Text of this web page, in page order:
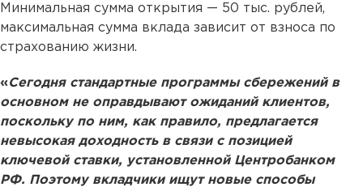
Минимальная сумма открытия — 50 тыс. рублей,
максимальная сумма вклада зависит от взноса по
страхованию жизни.
«Сегодня стандартные программы сбережений в
основном не оправдывают ожиданий клиентов,
поскольку по ним, как правило, предлагается
невысокая доходность в связи с позицией
ключевой ставки, установленной Центробанком
РФ. Поэтому вкладчики ищут новые способы